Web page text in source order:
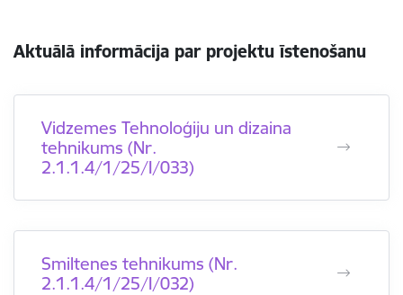
Aktuālā informācija par projektu īstenošanu
Vidzemes Tehnoloģiju un dizaina
tehnikums (Nr.
2.1.1.4/1/25/I/033)
Smiltenes tehnikums (Nr.
2.1.1.4/1/25/I/032)